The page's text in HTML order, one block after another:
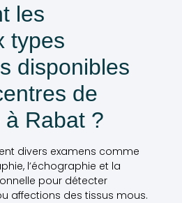
les
types
disponibles
de
Rabat ?
divers examens comme
l’échographie et la
pour détecter
affections des tissus mous.